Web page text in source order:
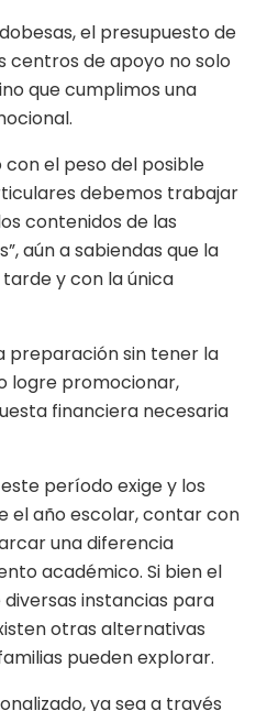
el presupuesto de
centros de apoyo no solo
que cumplimos una
el peso del posible
debemos trabajar
contenidos de las
aún a sabiendas que la
y con la única
preparación sin tener la
logre promocionar,
financiera necesaria
período exige y los
el año escolar, contar con
una diferencia
académico. Si bien el
instancias para
otras alternativas
pueden explorar.
ya sea a través